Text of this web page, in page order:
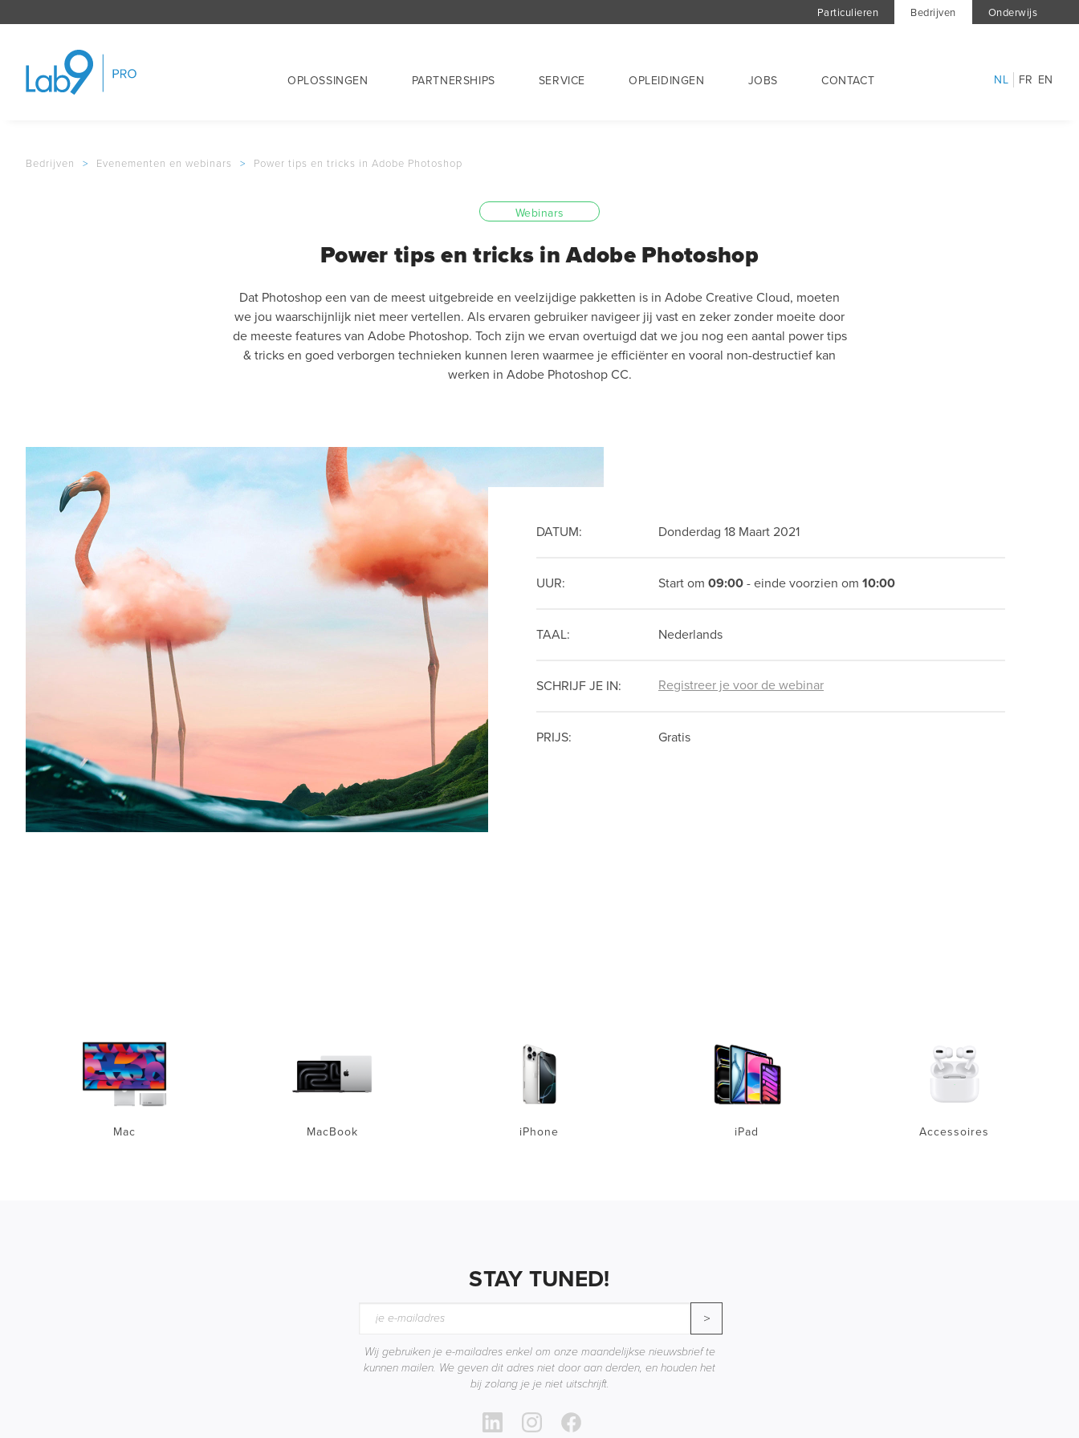
Particulieren Bedrijven Onderwijs
OPLOSSINGEN PARTNERSHIPS SERVICE OPLEIDINGEN JOBS CONTACT NL FR EN
Bedrijven > Evenementen en webinars > Power tips en tricks in Adobe Photoshop
Webinars
Power tips en tricks in Adobe Photoshop
Dat Photoshop een van de meest uitgebreide en veelzijdige pakketten is in Adobe Creative Cloud, moeten
we jou waarschijnlijk niet meer vertellen. Als ervaren gebruiker navigeer jij vast en zeker zonder moeite door
de meeste features van Adobe Photoshop. Toch zijn we ervan overtuigd dat we jou nog een aantal power tips
& tricks en goed verborgen technieken kunnen leren waarmee je efficiënter en vooral non-destructief kan
werken in Adobe Photoshop CC.
DATUM: Donderdag 18 Maart 2021
UUR: Start om 09:00- einde voorzien om 10:00
TAAL: Nederlands
SCHRIJF JE IN: Registreer je voor de webinar
PRIJS: Gratis
Mac MacBook iPhone iPad Accessoires
STAY TUNED!
>
Wij gebruiken je e-mailadres enkel om onze maandelijkse nieuwsbrief te
kunnen mailen. We geven dit adres niet door aan derden, en houden het
bij zolang je je niet uitschrijft.